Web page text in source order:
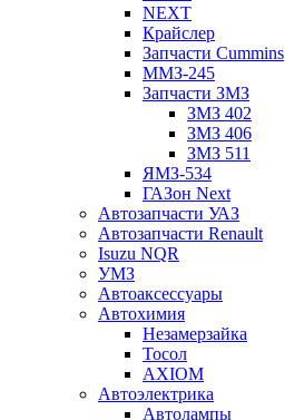
NEXT
Крайслер
Запчасти Cummins
ММЗ-245
Запчасти ЗМЗ
ЗМЗ 402
ЗМЗ 406
ЗМЗ 511
ЯМЗ-534
ГАЗон Next
Автозапчасти УАЗ
Автозапчасти Renault
Isuzu NQR
УМЗ
Автоаксессуары
Автохимия
Незамерзайка
Тосол
AXIOM
Автоэлектрика
Автолампы